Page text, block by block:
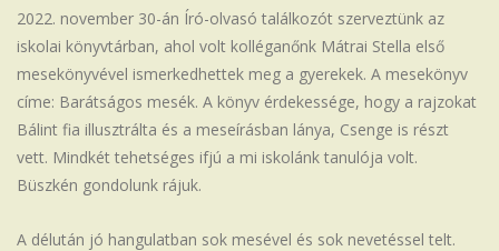
2022. november 30-án Író-olvasó találkozót szerveztünk az
iskolai könyvtárban, ahol volt kolléganőnk Mátrai Stella első
mesekönyvével ismerkedhettek meg a gyerekek. A mesekönyv
címe: Barátságos mesék. A könyv érdekessége, hogy a rajzokat
Bálint fia illusztrálta és a meseírásban lánya, Csenge is részt
vett. Mindkét tehetséges ifjú a mi iskolánk tanulója volt.
Büszkén gondolunk rájuk.
A délután jó hangulatban sok mesével és sok nevetéssel telt.